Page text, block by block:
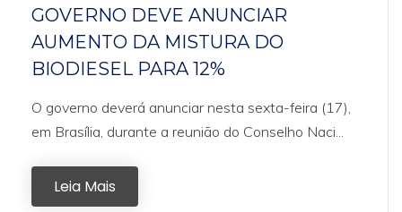
GOVERNO DEVE ANUNCIAR
AUMENTO DA MISTURA DO
BIODIESEL PARA 12%
O governo deverá anunciar nesta sexta-feira (17),
em Brasília, durante a reunião do Conselho Naci...
Leia Mais